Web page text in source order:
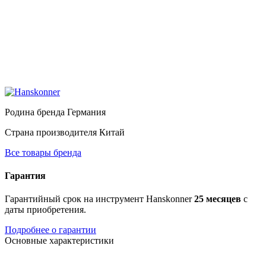
Родина бренда Германия
Страна производителя Китай
Все товары бренда
Гарантия
Гарантийный срок на инструмент Hanskonner25 месяцев с
даты приобретения.
Подробнее о гарантии
Основные характеристики